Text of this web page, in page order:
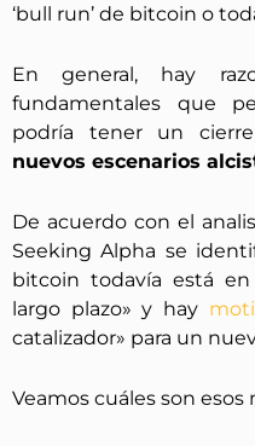
‘bull run’ de bitcoin o
En general, hay
fundamentales que
podría tener un
nuevos escenarios
De acuerdo con el
Seeking Alpha se
bitcoin todavía está
largo plazo» y hay
catalizador» para un
Veamos cuáles son esos